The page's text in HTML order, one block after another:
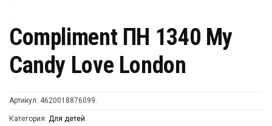
Compliment ПН 1340 My
Candy Love London
Артикул: 4620018876099.
Категория: Для детей.